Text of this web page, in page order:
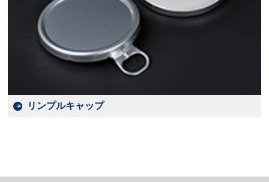
リンプルキャップ